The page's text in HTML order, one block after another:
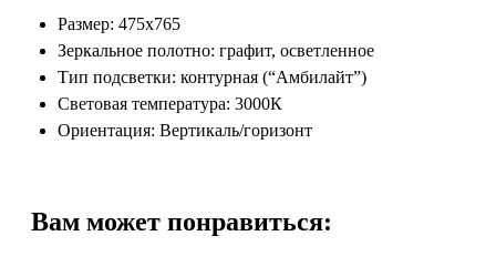
Размер: 475х765
Зеркальное полотно: графит, осветленное
Тип подсветки: контурная (“Амбилайт”)
Световая температура: 3000К
Ориентация: Вертикаль/горизонт
Вам может понравиться: